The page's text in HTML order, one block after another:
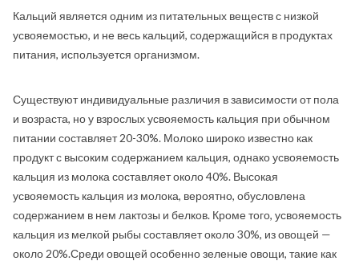
Кальций является одним из питательных веществ с низкой
усвояемостью, и не весь кальций, содержащийся в продуктах
питания, используется организмом.
Существуют индивидуальные различия в зависимости от пола
и возраста, но у взрослых усвояемость кальция при обычном
питании составляет 20-30%. Молоко широко известно как
продукт с высоким содержанием кальция, однако усвояемость
кальция из молока составляет около 40%. Высокая
усвояемость кальция из молока, вероятно, обусловлена
содержанием в нем лактозы и белков. Кроме того, усвояемость
кальция из мелкой рыбы составляет около 30%, из овощей —
около 20%.Среди овощей особенно зеленые овощи, такие как